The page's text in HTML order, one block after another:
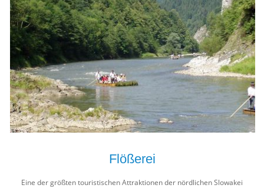
Flößerei
Eine der größten touristischen Attraktionen der nördlichen Slowakei